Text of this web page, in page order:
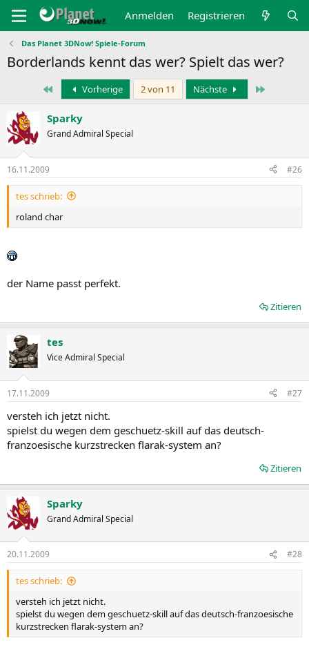
Anmelden Registrieren
Das Planet 3DNow! Spiele-Forum
Borderlands kennt das wer? Spielt das wer?
Erste Vorherige 2 von 11 Nächste
Sparky
Grand Admiral Special
16.11.2009 #26
tes schrieb:
roland char
der Name passt perfekt.
Zitieren
tes
Vice Admiral Special
17.11.2009 #27
versteh ich jetzt nicht.
spielst du wegen dem geschuetz-skill auf das deutsch-
franzoesische kurzstrecken flarak-system an?
Zitieren
Sparky
Grand Admiral Special
20.11.2009 #28
tes schrieb:
versteh ich jetzt nicht.
spielst du wegen dem geschuetz-skill auf das deutsch-franzoesische
kurzstrecken flarak-system an?